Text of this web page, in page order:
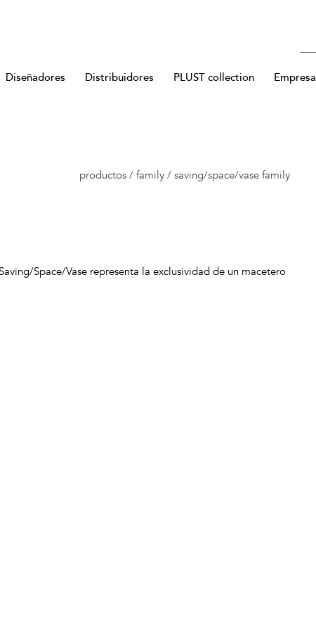
Diseñadores Distribuidores PLUST collection Empresa
productos / family / saving/space/vase family
Space/Vase representa la exclusividad de un macetero